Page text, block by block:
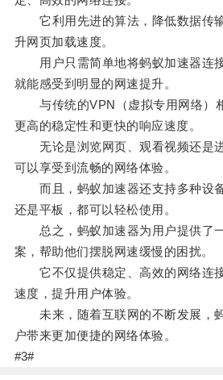
它利用先进的算法，降低数据传
升网页加载速度。
用户只需简单地将蚂蚁加速器连接
就能感受到明显的网速提升。
与传统的VPN（虚拟专用网络）
更高的稳定性和更快的响应速度。
无论是浏览网页、观看视频还是
可以享受到流畅的网络体验。
而且，蚂蚁加速器还支持多种设
还是平板，都可以轻松使用。
总之，蚂蚁加速器为用户提供了
案，帮助他们摆脱网速缓慢的困扰。
它不仅提供稳定、高效的网络连
速度，提升用户体验。
未来，随着互联网的不断发展，
户带来更加便捷的网络体验。
#3#